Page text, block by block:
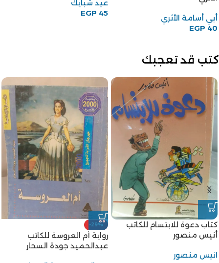
قاسم أمين
EGP55
EGP 45
أم الحسن رحاب بنت محمد
الخولي
كتب قد تعجبك
-20%
الخروج من الجنة للكاتب توفيق
أزمة ثقة – رباب فؤاد
رباب فؤاد